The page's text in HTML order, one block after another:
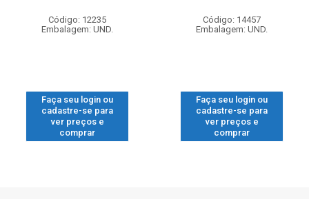
Código: 12235
Embalagem: UND.
Faça seu login ou
cadastre-se para
ver preços e
comprar
Código: 14457
Embalagem: UND.
Faça seu login ou
cadastre-se para
ver preços e
comprar